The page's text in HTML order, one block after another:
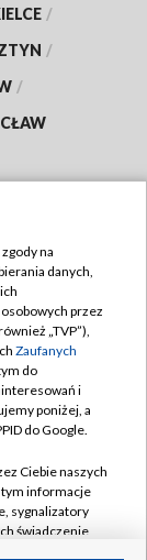
/
/
/
na
danych,
przez
„TVP”),
Zaufanych
do
i
poniżej, a
do Google.
Ciebie naszych
tym informacje
sygnalizatory
świadczenie